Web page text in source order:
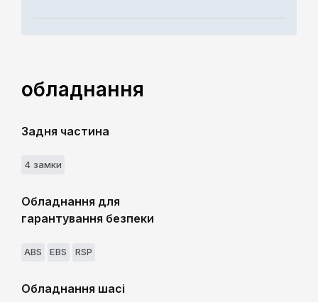
обладнання
Задня частина
4 замки
Обладнання для
гарантування безпеки
ABS EBS RSP
Обладнання шасі